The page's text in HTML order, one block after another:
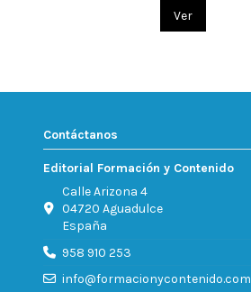
Ver
Contáctanos
Editorial Formación y Contenido
Calle Arizona 4
04720 Aguadulce
España
958 910 253
info@formacionycontenido.com